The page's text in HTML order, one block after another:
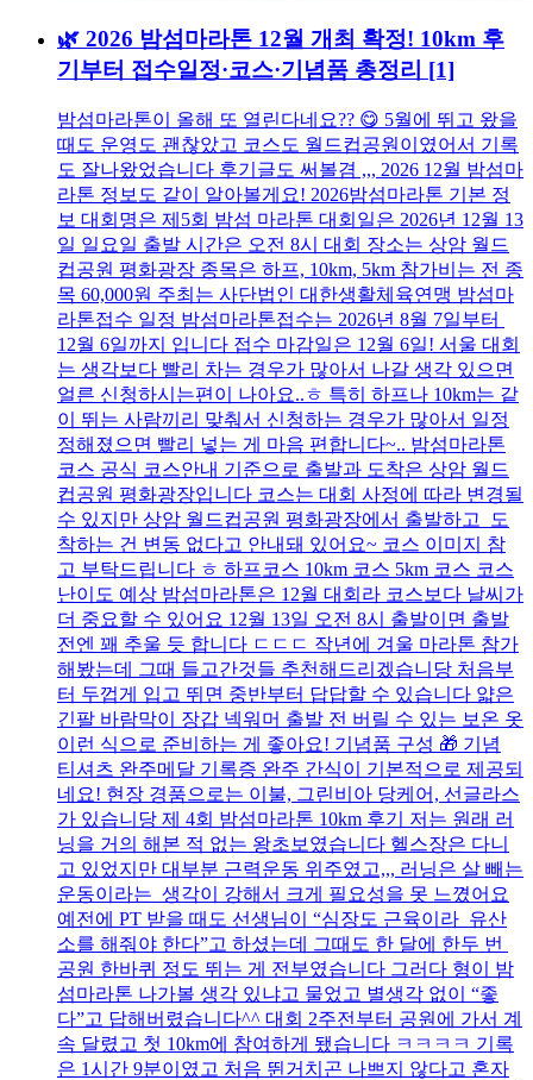
🌿 2026 밤섬마라톤 12월 개최 확정! 10km 후
기부터 접수일정·코스·기념품 총정리 [1]
밤섬마라톤이 올해 또 열린다네요?? 😋 5월에 뛰고 왔을
때도 운영도 괜찮았고 코스도 월드컵공원이였어서 기록
도 잘나왔었습니다 후기글도 써볼겸 ,,, 2026 12월 밤섬마
라톤 정보도 같이 알아볼게요! 2026밤섬마라톤 기본 정
보 대회명은 제5회 밤섬 마라톤 대회일은 2026년 12월 13
일 일요일 출발 시간은 오전 8시 대회 장소는 상암 월드
컵공원 평화광장 종목은 하프, 10km, 5km 참가비는 전 종
목 60,000원 주최는 사단법인 대한생활체육연맹 밤섬마
라톤접수 일정 밤섬마라톤접수는 2026년 8월 7일부터
12월 6일까지 입니다 접수 마감일은 12월 6일! 서울 대회
는 생각보다 빨리 차는 경우가 많아서 나갈 생각 있으면
얼른 신청하시는편이 나아요..ㅎ 특히 하프나 10km는 같
이 뛰는 사람끼리 맞춰서 신청하는 경우가 많아서 일정
정해졌으면 빨리 넣는 게 마음 편합니다~.. 밤섬마라톤
코스 공식 코스안내 기준으로 출발과 도착은 상암 월드
컵공원 평화광장입니다 코스는 대회 사정에 따라 변경될
수 있지만 상암 월드컵공원 평화광장에서 출발하고 도
착하는 건 변동 없다고 안내돼 있어요~ 코스 이미지 참
고 부탁드립니다 ㅎ 하프코스 10km 코스 5km 코스 코스
난이도 예상 밤섬마라톤은 12월 대회라 코스보다 날씨가
더 중요할 수 있어요 12월 13일 오전 8시 출발이면 출발
전엔 꽤 추울 듯 합니다 ㄷㄷㄷ 작년에 겨울 마라톤 참가
해봤는데 그때 들고간것들 추천해드리겠습니당 처음부
터 두껍게 입고 뛰면 중반부터 답답할 수 있습니다 얇은
긴팔 바람막이 장갑 넥워머 출발 전 버릴 수 있는 보온 옷
이런 식으로 준비하는 게 좋아요! 기념품 구성 🎁 기념
티셔츠 완주메달 기록증 완주 간식이 기본적으로 제공되
네요! 현장 경품으로는 이불, 그린비아 당케어, 선글라스
가 있습니당 제 4회 밤섬마라톤 10km 후기 저는 원래 러
닝을 거의 해본 적 없는 왕초보였습니다 헬스장은 다니
고 있었지만 대부분 근력운동 위주였고,,, 러닝은 살 빼는
운동이라는 생각이 강해서 크게 필요성을 못 느꼈어요
예전에 PT 받을 때도 선생님이 “심장도 근육이라 유산
소를 해줘야 한다”고 하셨는데 그때도 한 달에 한두 번
공원 한바퀴 정도 뛰는 게 전부였습니다 그러다 형이 밤
섬마라톤 나가볼 생각 있냐고 물었고 별생각 없이 “좋
다”고 답해버렸습니다^^ 대회 2주전부터 공원에 가서 계
속 달렸고 첫 10km에 참여하게 됐습니다 ㅋㅋㅋㅋ 기록
은 1시간 9분이였고 처음 뛴거치곤 나쁘지 않다고 혼자